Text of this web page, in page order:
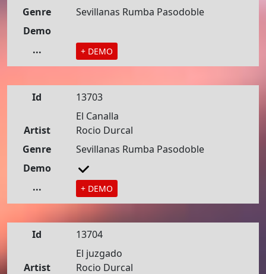
Genre
Sevillanas Rumba Pasodoble
Demo
...
+ DEMO
Id
13703
El Canalla
Artist
Rocio Durcal
Genre
Sevillanas Rumba Pasodoble
Demo
...
+ DEMO
Id
13704
El juzgado
Artist
Rocio Durcal